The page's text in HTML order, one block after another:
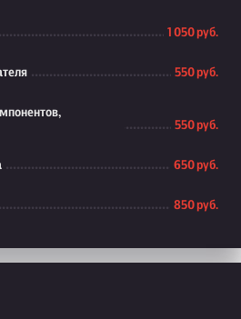
1 050 руб.
550 руб.
550 руб.
650 руб.
850 руб.